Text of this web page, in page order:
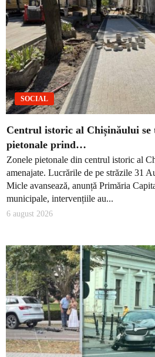
SOCIAL
Centrul istoric al Chișinăului se
pietonale prind…
Zonele pietonale din centrul istoric al
amenajate. Lucrările de pe străzile 31
Micle avansează, anunță Primăria
municipale, intervențiile au...
6 august 2026